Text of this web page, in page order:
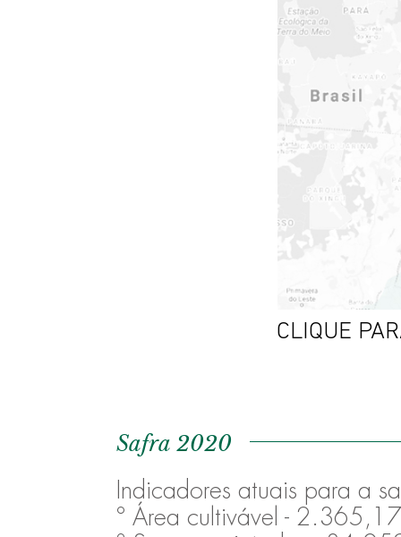
CLIQUE
Safra 2020
Indicadores atuais para a
º Área cultivável -